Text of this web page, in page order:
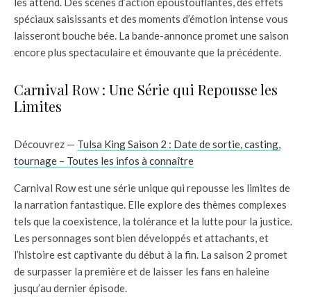
spéciaux saisissants et des moments d’émotion intense vous
laisseront bouche bée. La bande-annonce promet une saison
encore plus spectaculaire et émouvante que la précédente.
Carnival Row : Une Série qui Repousse les
Limites
Découvrez — Tulsa King Saison 2 : Date de sortie, casting,
tournage – Toutes les infos à connaître
Carnival Row est une série unique qui repousse les limites de
la narration fantastique. Elle explore des thèmes complexes
tels que la coexistence, la tolérance et la lutte pour la justice.
Les personnages sont bien développés et attachants, et
l’histoire est captivante du début à la fin. La saison 2 promet
de surpasser la première et de laisser les fans en haleine
jusqu’au dernier épisode.